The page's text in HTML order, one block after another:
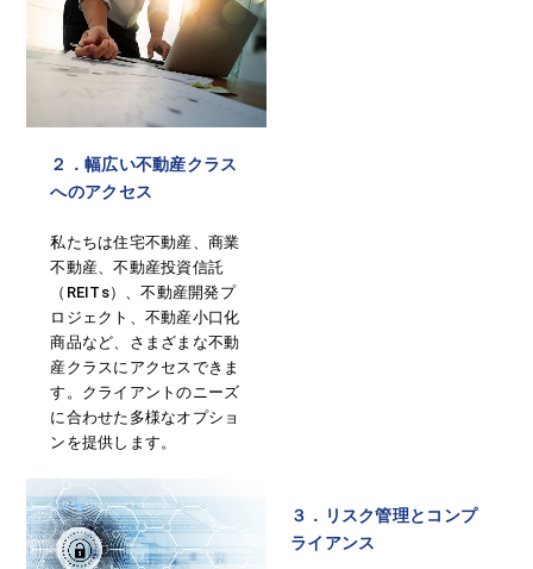
２．幅広い不動産クラス
へのアクセス
私たちは住宅不動産、商業
不動産、不動産投資信託
（REITs）、不動産開発プ
ロジェクト、不動産小口化
商品など、さまざまな不動
産クラスにアクセスできま
す。クライアントのニーズ
に合わせた多様なオプショ
ンを提供します。
３．リスク管理とコンプ
ライアンス